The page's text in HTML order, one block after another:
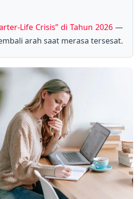
Life Crisis” di Tahun 2026 —
arah saat merasa tersesat.